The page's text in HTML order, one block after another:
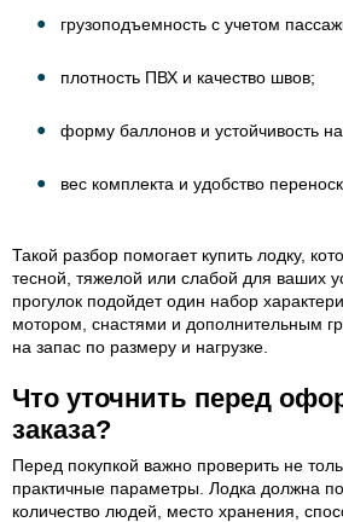
грузоподъемность с учетом
плотность ПВХ и качество швов;
форму баллонов и устойчивость
вес комплекта и удобство
Такой разбор помогает купить лодку,
тесной, тяжелой или слабой для ваших
прогулок подойдет один набор
мотором, снастями и дополнительным
на запас по размеру и нагрузке.
Что уточнить перед
заказа?
Перед покупкой важно проверить не
практичные параметры. Лодка должна
количество людей, место хранения,